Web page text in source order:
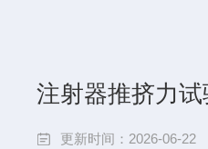
注射器推挤力
更新时间：2026-06-22